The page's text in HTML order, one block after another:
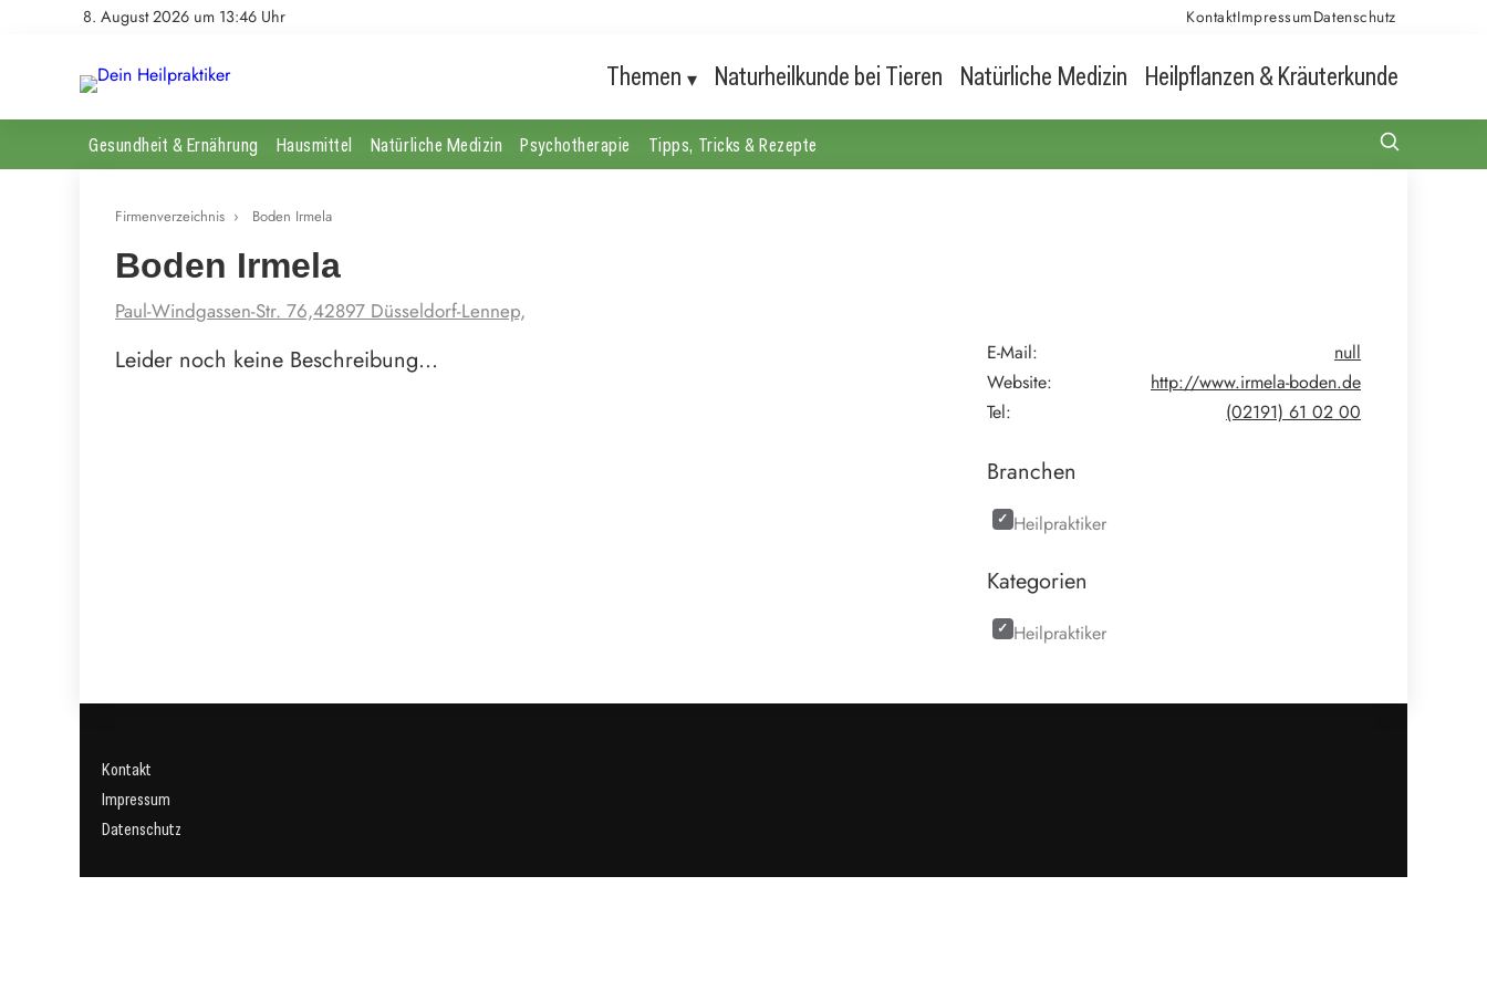
8. August 2026 um 13:46 Uhr KontaktImpressumDatenschutz
Themen Naturheilkunde bei Tieren Natürliche Medizin Heilpflanzen & Kräuterkunde
Gesundheit & Ernährung Hausmittel Natürliche Medizin Psychotherapie Tipps, Tricks & Rezepte
Firmenverzeichnis › Boden Irmela
Boden Irmela
Paul-Windgassen-Str. 76,42897 Düsseldorf-Lennep,
Leider noch keine Beschreibung… E-Mail:
null
Website:
http://www.irmela-boden.de
Tel:
(02191) 61 02 00
Branchen
Heilpraktiker
Kategorien
Heilpraktiker
Kontakt
Impressum
Datenschutz